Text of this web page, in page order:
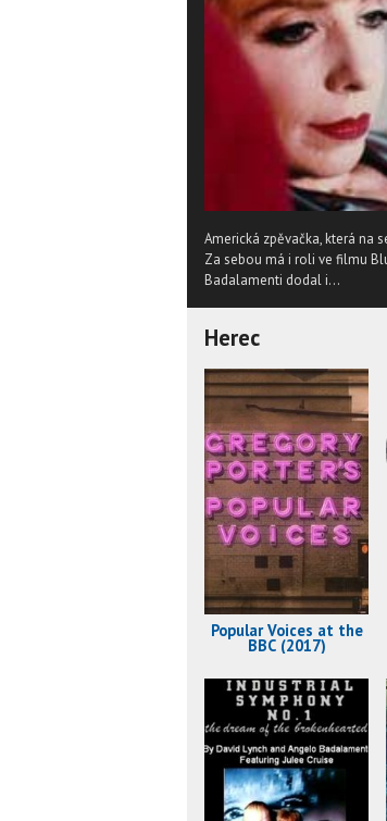
Americká zpěvačka, která na
Za sebou má i roli ve filmu
Badalamenti dodal i...
Herec
Popular Voices at the
BBC (2017)